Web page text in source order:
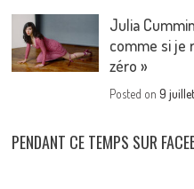
Julia
comme si je
zéro »
Posted on9
PENDANT CE TEMPS SUR